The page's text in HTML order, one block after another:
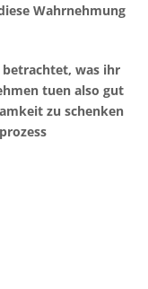
Wahrnehmung
betrachtet, was ihr
tuen also gut
zu schenken